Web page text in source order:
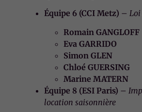
Équipe 6 (CCI Metz) –Loi
Romain GANGLOFF
Eva GARRIDO
Simon GLEN
Chloé GUERSING
Marine MATERN
Équipe 8 (ESI Paris) –
location saisonnière